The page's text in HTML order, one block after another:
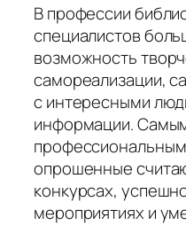
В профессии
специалистов
возможность
самореализации,
с интересными
информации.
опрошенные
конкурсах,
мероприятиях и